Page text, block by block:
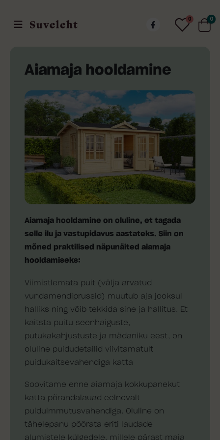
0 0
Aiamaja hooldamine
Aiamaja hooldamine on oluline, et tagada
selle ilu ja vastupidavus aastateks. Siin on
mõned praktilised näpunäited aiamaja
hooldamiseks:
Viimistlemata puit (välja arvatud
vundamendiprussid) muutub aja jooksul
halliks ning võib tekkida sine ja hallitus. Et
kaitsta puitu seenhaiguste,
putukakahjustuste ja mädaniku eest, on
oluline puidudetailid viivitamatult
puidukaitsevahendiga katta
Soovitame enne aiamaja kokkupanekut
katta põrandalauad eelnevalt
puiduimmutusvahendiga. Oluline on
tähelepanu pöörata eriti laudade
alumistele külgedele, millele pärast maja